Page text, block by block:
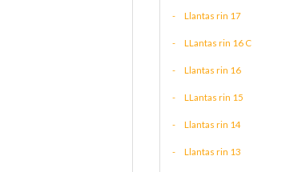
Llantas rin 17
LLantas rin 16 C
Llantas rin 16
LLantas rin 15
Llantas rin 14
Llantas rin 13